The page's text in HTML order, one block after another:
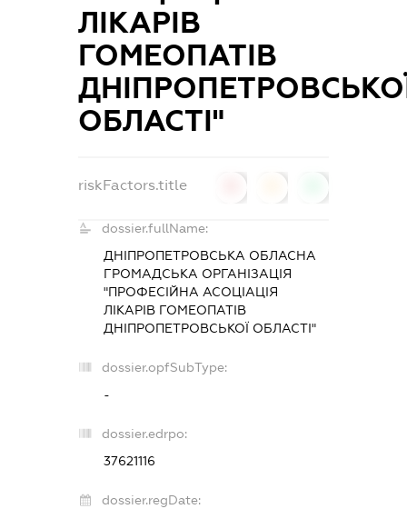
ЛІКАРІВ
ГОМЕОПАТІВ
ОБЛАСТІ"
riskFactors.title
dossier.fullName:
ДНІПРОПЕТРОВСЬКА ОБЛАСНА
ГРОМАДСЬКА ОРГАНІЗАЦІЯ
"ПРОФЕСІЙНА АСОЦІАЦІЯ
ЛІКАРІВ ГОМЕОПАТІВ
ДНІПРОПЕТРОВСЬКОЇ ОБЛАСТІ"
dossier.opfSubType:
-
dossier.edrpo:
37621116
dossier.regDate: